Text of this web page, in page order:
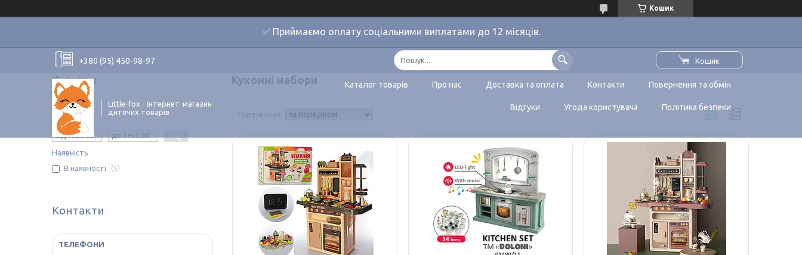
Кошик
✅ Приймаємо оплату соціальними виплатами до 12 місяців.
+380 (95) 450-98-97 Кошик
Little-fox - інтернет-магазин
дитячих товарів
Каталог товарів Про нас Доставка та оплата Контакти Повернення та обмін
Відгуки Угода користувача Політика безпеки
Кухонні набори
Фільтри
Ціна
Наявність
В наявності
5
Контакти